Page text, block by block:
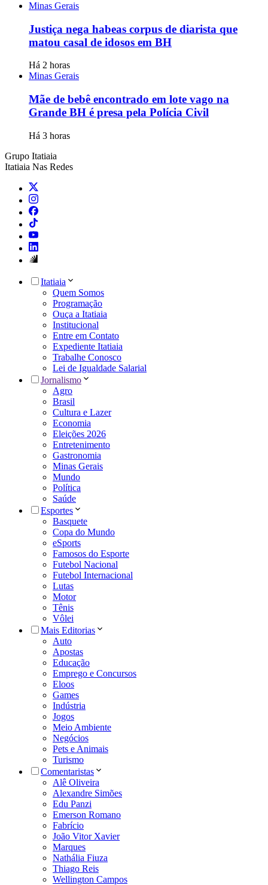
Minas Gerais
Justiça nega habeas corpus de diarista que
matou casal de idosos em BH
Há 2 horas
Minas Gerais
Mãe de bebê encontrado em lote vago na
Grande BH é presa pela Polícia Civil
Há 3 horas
Grupo Itatiaia
Itatiaia Nas Redes
Itatiaia
Quem Somos
Programação
Ouça a Itatiaia
Institucional
Entre em Contato
Expediente Itatiaia
Trabalhe Conosco
Lei de Igualdade Salarial
Jornalismo
Agro
Brasil
Cultura e Lazer
Economia
Eleições 2026
Entretenimento
Gastronomia
Minas Gerais
Mundo
Política
Saúde
Esportes
Basquete
Copa do Mundo
eSports
Famosos do Esporte
Futebol Nacional
Futebol Internacional
Lutas
Motor
Tênis
Vôlei
Mais Editorias
Auto
Apostas
Educação
Emprego e Concursos
Eloos
Games
Indústria
Jogos
Meio Ambiente
Negócios
Pets e Animais
Turismo
Comentaristas
Alê Oliveira
Alexandre Simões
Edu Panzi
Emerson Romano
Fabrício
João Vitor Xavier
Marques
Nathália Fiuza
Thiago Reis
Wellington Campos